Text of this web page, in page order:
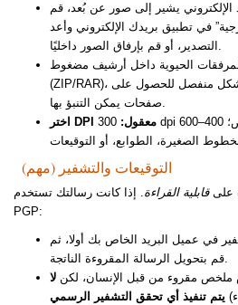
الإلكتروني يشير إلى صور عن بُعد، قم
في تطبيق بريدك الإلكتروني وأعد
التصدير، أو قم بإرفاق الصور داخليًا.
الحيوية داخل أرشيف مضغوط
(ZIP/RAR)، قم باستخراجها وتحويلها بشكل منفصل للحصول على
صفحات يمكن التنبؤ بها.
اختر DPI معقول: 300 dpi هو توازن جيد للنصوص؛ 400–600 dpi
التوقيعات والتشفير (مهم)
علىقابلية القراءة. إذا كانت رسالتك تستخدم S/MIME أو
PGP:
في عميل البريد الخاص بك أولا، ثم
قم بتحويل الرسالة المقروءة الناتجة.
ملخص مقروء من قبل الإنسان، لكن لا
يتم تنفيذ أي تحقق التشفير الرسمي (قوائم الثقة، إلغاء/OCSP، LTV)